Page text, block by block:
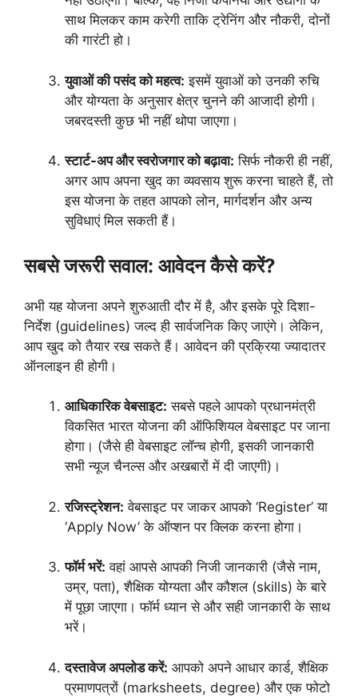
साथ मिलकर काम करेगी ताकि ट्रेनिंग और नौकरी, दोनों
की गारंटी हो।
युवाओं की पसंद को महत्व: इसमें युवाओं को उनकी रुचि
और योग्यता के अनुसार क्षेत्र चुनने की आजादी होगी।
जबरदस्ती कुछ भी नहीं थोपा जाएगा।
स्टार्ट-अप और स्वरोजगार को बढ़ावा: सिर्फ नौकरी ही नहीं,
अगर आप अपना खुद का व्यवसाय शुरू करना चाहते हैं, तो
इस योजना के तहत आपको लोन, मार्गदर्शन और अन्य
सुविधाएं मिल सकती हैं।
सबसे जरूरी सवाल: आवेदन कैसे करें?
अभी यह योजना अपने शुरुआती दौर में है, और इसके पूरे दिशा-
निर्देश (guidelines) जल्द ही सार्वजनिक किए जाएंगे। लेकिन,
आप खुद को तैयार रख सकते हैं। आवेदन की प्रक्रिया ज्यादातर
ऑनलाइन ही होगी।
आधिकारिक वेबसाइट: सबसे पहले आपको प्रधानमंत्री
विकसित भारत योजना की ऑफिशियल वेबसाइट पर जाना
होगा। (जैसे ही वेबसाइट लॉन्च होगी, इसकी जानकारी
सभी न्यूज चैनल्स और अखबारों में दी जाएगी)।
रजिस्ट्रेशन: वेबसाइट पर जाकर आपको ‘Register’ या
‘Apply Now’ के ऑप्शन पर क्लिक करना होगा।
फॉर्म भरें: वहां आपसे आपकी निजी जानकारी (जैसे नाम,
उम्र, पता), शैक्षिक योग्यता और कौशल (skills) के बारे
में पूछा जाएगा। फॉर्म ध्यान से और सही जानकारी के साथ
भरें।
दस्तावेज अपलोड करें: आपको अपने आधार कार्ड, शैक्षिक
प्रमाणपत्रों (marksheets, degree) और एक फोटो